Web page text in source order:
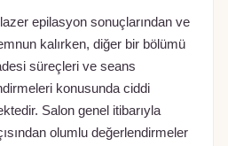
epilasyon sonuçlarından ve
kalırken, diğer bir bölümü
süreçleri ve seans
konusunda ciddi
Salon genel itibarıyla
olumlu değerlendirmeler